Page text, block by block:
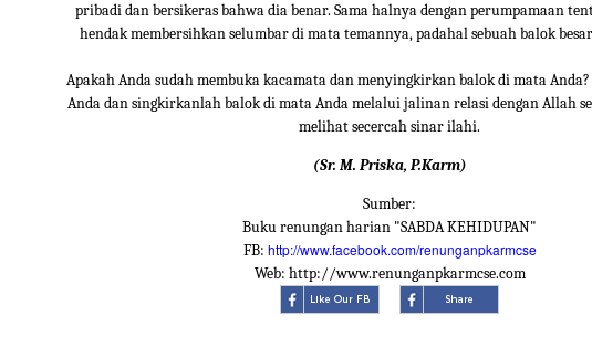
pribadi dan bersikeras bahwa dia benar. Sama halnya dengan perumpamaan
hendak membersihkan selumbar di mata temannya, padahal sebuah balok
Apakah Anda sudah membuka kacamata dan menyingkirkan balok di mata
Anda dan singkirkanlah balok di mata Anda melalui jalinan relasi dengan Allah
melihat secercah sinar ilahi.
(Sr. M. Priska, P.Karm)
Sumber:
Buku renungan harian "SABDA KEHIDUPAN"
FB: http://www.facebook.com/renunganpkarmcse
Web: http://www.renunganpkarmcse.com